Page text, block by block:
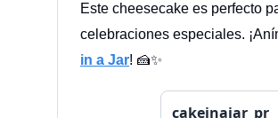
Este cheesecake es perfecto
celebraciones especiales.
in a Jar! 🍰✨
cakeinajar_pr